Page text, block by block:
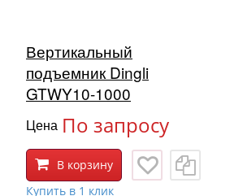
Вертикальный
подъемник Dingli
GTWY10-1000
Цена По запросу
В корзину